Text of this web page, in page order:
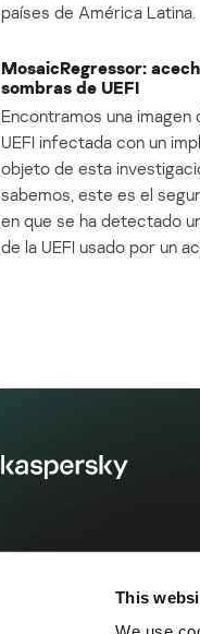
This
países de América Latina.
MosaicRegressor:
sombras de UEFI
Encontramos una
UEFI infectada con un
objeto de esta
sabemos, este es el
en que se ha detectado
de la UEFI usado por un